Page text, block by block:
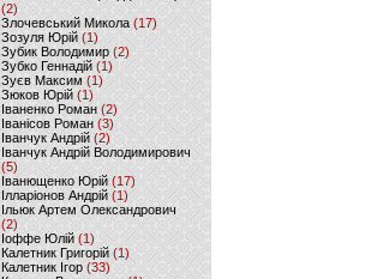
(2)
Злочевський Микола(17)
Зозуля Юрій (1)
Зубик Володимир (2)
Зубко Геннадій (1)
Зуєв Максим(1)
Зюков Юрій (1)
Іваненко Роман (2)
Іванісов Роман (3)
Іванчук Андрій(2)
Іванчук Андрій Володимирович
(5)
Іванющенко Юрій (17)
Ілларіонов Андрій (1)
Ільюк Артем Олександрович
(2)
Іоффе Юлій (1)
Калетник Григорій(1)
Калетник Ігор (33)